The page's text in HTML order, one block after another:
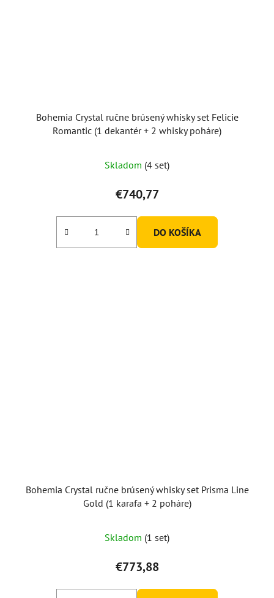
Bohemia Crystal ručne brúsený whisky set Felicie
Romantic (1 dekantér + 2 whisky poháre)
Skladom (4 set)
€740,77
DO KOŠÍKA
Bohemia Crystal ručne brúsený whisky set Prisma Line
Gold (1 karafa + 2 poháre)
Skladom (1 set)
€773,88